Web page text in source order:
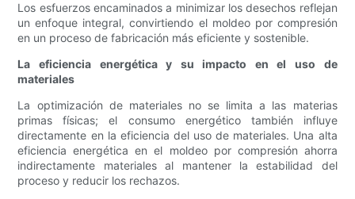
Los esfuerzos encaminados a minimizar los desechos reflejan
un enfoque integral, convirtiendo el moldeo por compresión
en un proceso de fabricación más eficiente y sostenible.
La eficiencia energética y su impacto en el uso de
materiales
La optimización de materiales no se limita a las materias
primas físicas; el consumo energético también influye
directamente en la eficiencia del uso de materiales. Una alta
eficiencia energética en el moldeo por compresión ahorra
indirectamente materiales al mantener la estabilidad del
proceso y reducir los rechazos.